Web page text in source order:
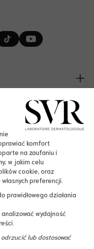
komfort
na zaufaniu i
w jakim celu
cookie, oraz
preferencji.
prawidłowego działania
wydajność
lub dostosować